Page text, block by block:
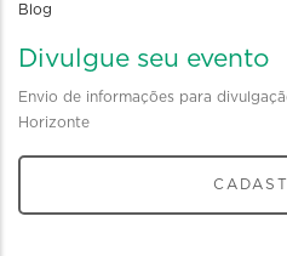
Blog
Divulgue seu evento
Envio de informações para
Horizonte